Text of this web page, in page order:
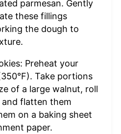
parmesan. Gently
these fillings
the dough to
Preheat your
Take portions
of a large walnut, roll
flatten them
on a baking sheet
paper.